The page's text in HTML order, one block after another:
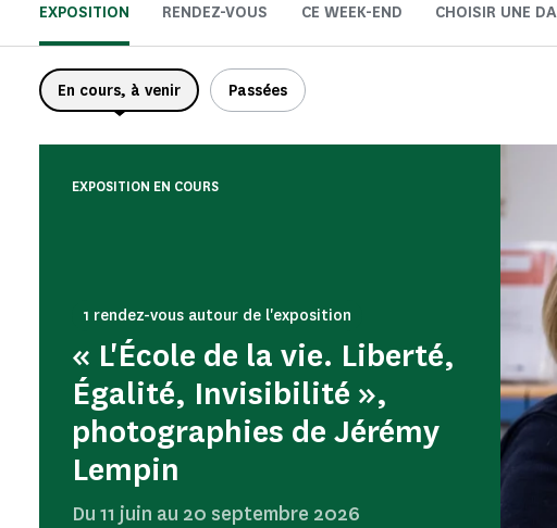
EXPOSITION RENDEZ-VOUS CE WEEK-END CHOISIR UNE
En cours, à venir Passées
« L'École de la vie. Liberté,
Égalité, Invisibilité »,
photographies de Jérémy
Lempin
1 rendez-vous autour de l'exposition
Du 11 juin au 20 septembre 2026
EXPOSITION EN COURS